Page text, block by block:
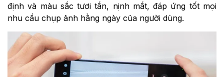
định và màu sắc tươi tắn, nịnh mắt, đáp ứng tốt mọi
nhu cầu chụp ảnh hằng ngày của người dùng.